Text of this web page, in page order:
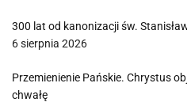
300 lat od kanonizacji św.
6 sierpnia 2026
Przemienienie Pańskie. Chrystus
chwałę